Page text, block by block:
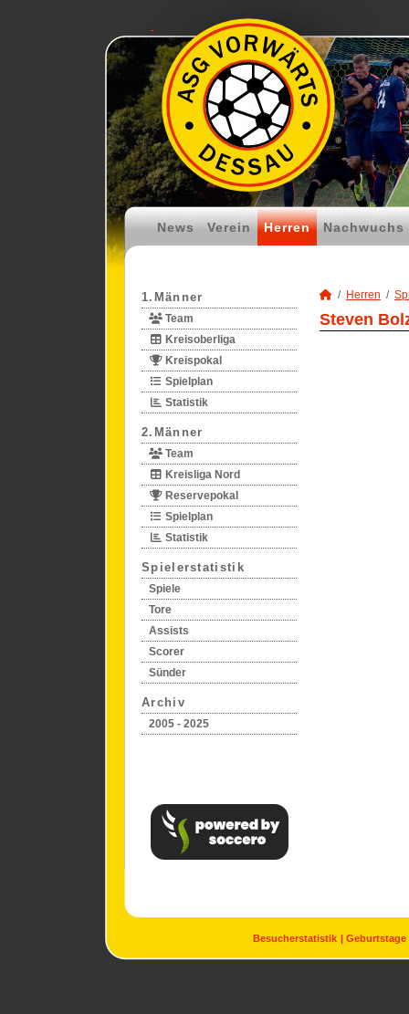
News Verein Herren Nachwuchs
1.Männer
Team
Kreisoberliga
Kreispokal
Spielplan
Statistik
2.Männer
Team
Kreisliga Nord
Reservepokal
Spielplan
Statistik
Spielerstatistik
Spiele
Tore
Assists
Scorer
Sünder
Archiv
2005 - 2025
Herren
Steven
Besucherstatistik Geburtstage